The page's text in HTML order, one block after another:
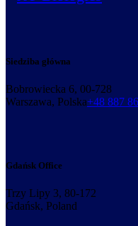
Siedziba główna
Bobrowiecka 6, 00-728
Warszawa, Polska+48 887
Gdańsk Office
Trzy Lipy 3, 80-172
Gdańsk, Poland